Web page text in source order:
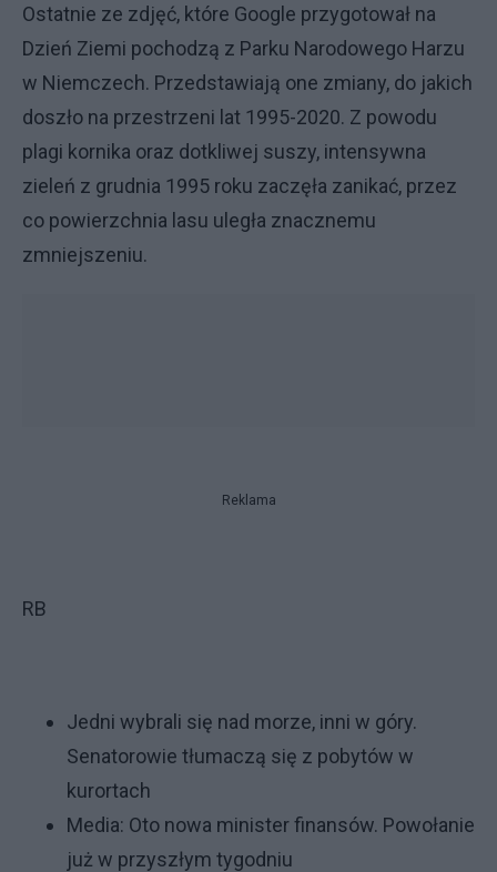
Ostatnie ze zdjęć, które Google przygotował na
Dzień Ziemi pochodzą z Parku Narodowego Harzu
w Niemczech. Przedstawiają one zmiany, do jakich
doszło na przestrzeni lat 1995-2020. Z powodu
plagi kornika oraz dotkliwej suszy, intensywna
zieleń z grudnia 1995 roku zaczęła zanikać, przez
co powierzchnia lasu uległa znacznemu
zmniejszeniu.
Reklama
RB
Jedni wybrali się nad morze, inni w góry.
Senatorowie tłumaczą się z pobytów w
kurortach
Media: Oto nowa minister finansów. Powołanie
już w przyszłym tygodniu